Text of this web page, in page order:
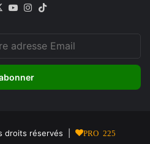
X YouTubeInstagram
droits réservés | PRO 225